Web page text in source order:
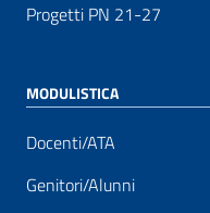
Progetti PN 21-27
MODULISTICA
Docenti/ATA
Genitori/Alunni